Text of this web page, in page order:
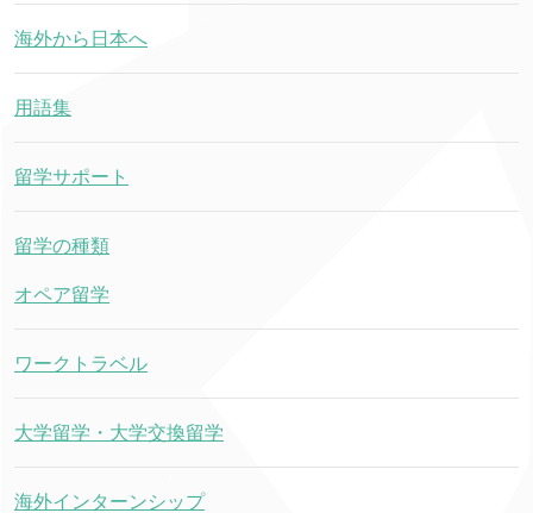
海外から日本へ
用語集
留学サポート
留学の種類
オペア留学
ワークトラベル
大学留学・大学交換留学
海外インターンシップ